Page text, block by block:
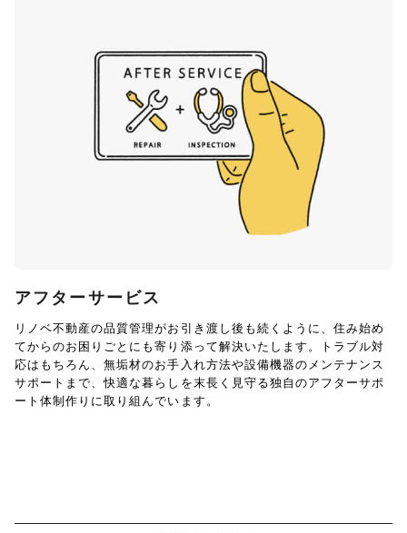
アフターサービス
リノベ不動産の品質管理がお引き渡し後も続くように、住み始め
てからのお困りごとにも寄り添って解決いたします。トラブル対
応はもちろん、無垢材のお手入れ方法や設備機器のメンテナンス
サポートまで、快適な暮らしを末長く見守る独自のアフターサポ
ート体制作りに取り組んでいます。